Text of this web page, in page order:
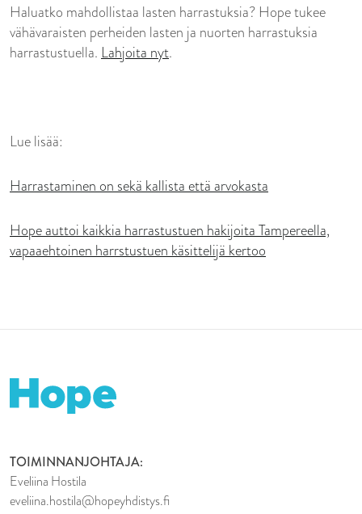
Haluatko mahdollistaa lasten harrastuksia? Hope tukee
vähävaraisten perheiden lasten ja nuorten harrastuksia
harrastustuella. Lahjoita nyt.
Lue lisää:
Harrastaminen on sekä kallista että arvokasta
Hope auttoi kaikkia harrastustuen hakijoita Tampereella,
vapaaehtoinen harrstustuen käsittelijä kertoo
TOIMINNANJOHTAJA:
Eveliina Hostila
eveliina.hostila@hopeyhdistys.fi